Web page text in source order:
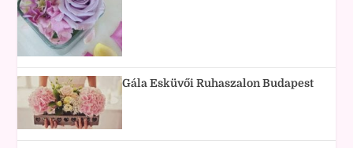
Gála Esküvői Ruhaszalon Budapest